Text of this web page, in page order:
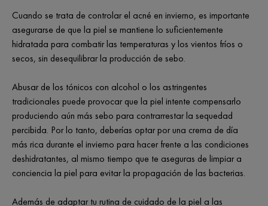
Cuando se trata de controlar el acné en invierno, es importante
asegurarse de que la piel se mantiene lo suficientemente
hidratada para combatir las temperaturas y los vientos fríos o
secos, sin desequilibrar la producción de sebo.
Abusar de los tónicos con alcohol o los astringentes
tradicionales puede provocar que la piel intente compensarlo
produciendo aún más sebo para contrarrestar la sequedad
percibida. Por lo tanto, deberías optar por una crema de día
más rica durante el invierno para hacer frente a las condiciones
deshidratantes, al mismo tiempo que te aseguras de limpiar a
conciencia la piel para evitar la propagación de las bacterias.
Además de adaptar tu rutina de cuidado de la piel a las